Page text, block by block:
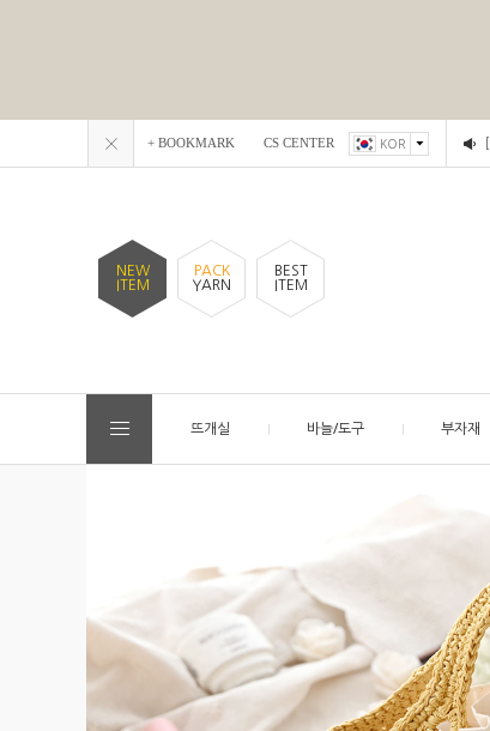
+ BOOKMARK CS CENTER KOR
NEW
ITEM
PACK
YARN
BEST
ITEM
뜨개실 바늘/도구 부자재